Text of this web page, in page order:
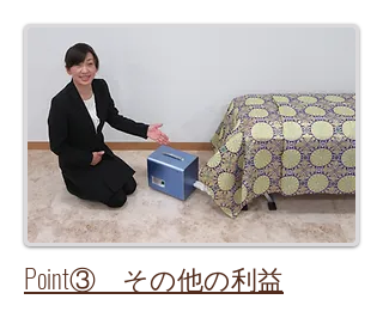
Point③ その他の利益